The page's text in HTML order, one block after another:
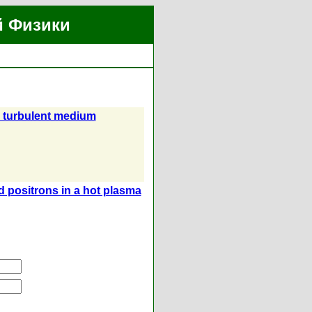
Физики
medium
positrons in a hot plasma